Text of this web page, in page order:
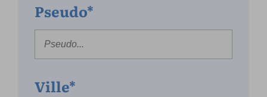
Pseudo*
Ville*